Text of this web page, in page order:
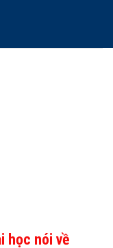
học nói về